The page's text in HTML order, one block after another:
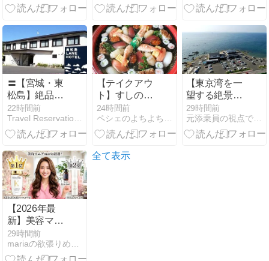
クジュニアス
(Grand Mercue
Nasu Highland
Junior Suite
Room)
しで叶える、
「オーベルジ
ュ晴遊」
〓【宮城・東
松島】絶品海
鮮と極上癒や
し空間〓「奥
松島レーンホ
を徹底調査し
てみた！〓〓️
22時間前
【テイクアウ
ト】すしの山
留@岩手県盛
岡市
24時間前
【東京湾を一
望する絶景温
泉へ】海と美
食、天然温泉
に癒される
29時間前
元添乗員の視点で見た宿情報＆体験記
【2026年最
新】美容マニ
アmaria厳選！
おすすめシャ
ンプー人気ラ
29時間前
全て表示